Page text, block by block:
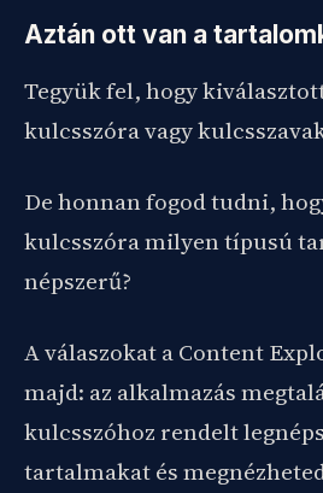
Aztán ott van a
Tegyük fel, hogy
kulcsszóra vagy
De honnan fogod tudni,
kulcsszóra milyen típusú
népszerű?
A válaszokat a Content
majd: az alkalmazás
kulcsszóhoz rendelt
tartalmakat és